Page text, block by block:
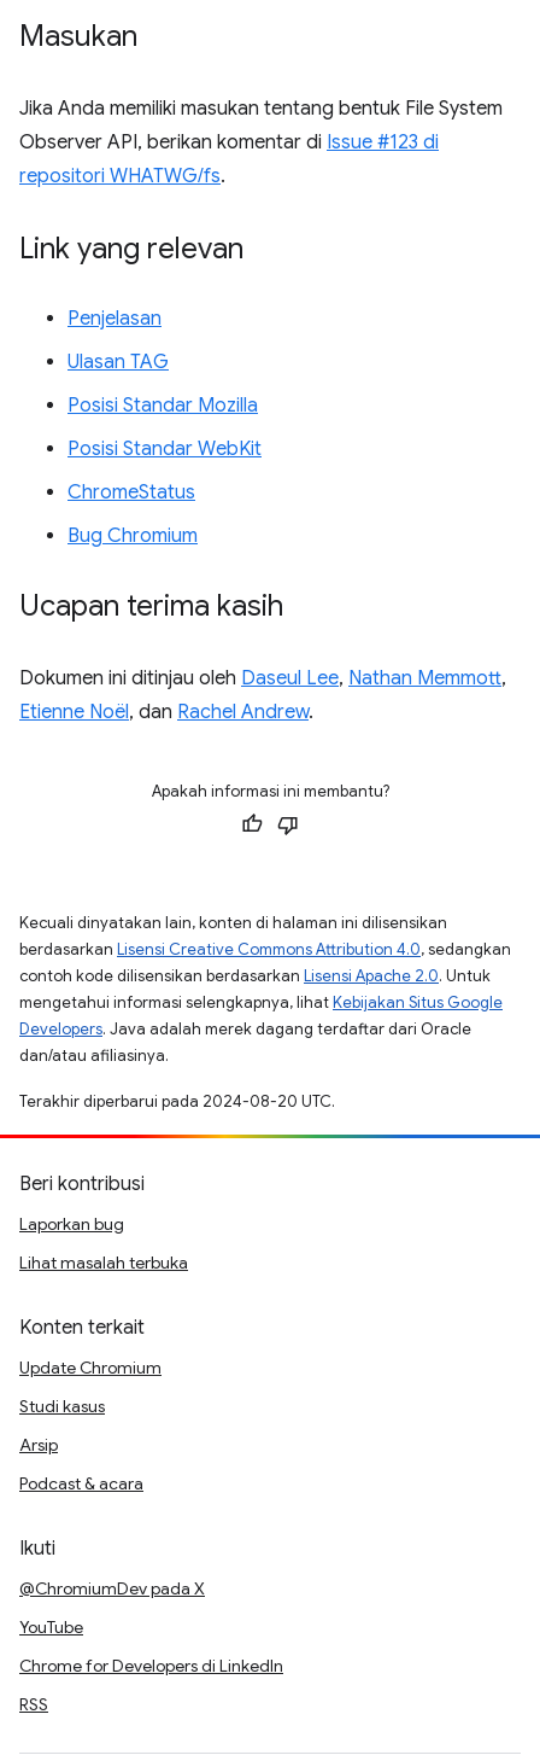
Masukan
Jika Anda memiliki masukan tentang bentuk File System
Observer API, berikan komentar di Issue #123 di
repositori WHATWG/fs.
Link yang relevan
Penjelasan
Ulasan TAG
Posisi Standar Mozilla
Posisi Standar WebKit
ChromeStatus
Bug Chromium
Ucapan terima kasih
Dokumen ini ditinjau oleh Daseul Lee, Nathan Memmott,
Etienne Noël, dan Rachel Andrew.
Apakah informasi ini membantu?
Kecuali dinyatakan lain, konten di halaman ini dilisensikan
berdasarkan Lisensi Creative Commons Attribution 4.0, sedangkan
contoh kode dilisensikan berdasarkan Lisensi Apache 2.0. Untuk
mengetahui informasi selengkapnya, lihatKebijakan Situs Google
Developers. Java adalah merek dagang terdaftar dari Oracle
dan/atau afiliasinya.
Terakhir diperbarui pada 2024-08-20 UTC.
Beri kontribusi
Laporkan bug
Lihat masalah terbuka
Konten terkait
Update Chromium
Studi kasus
Arsip
Podcast & acara
Ikuti
@ChromiumDev pada X
YouTube
Chrome for Developers di LinkedIn
RSS